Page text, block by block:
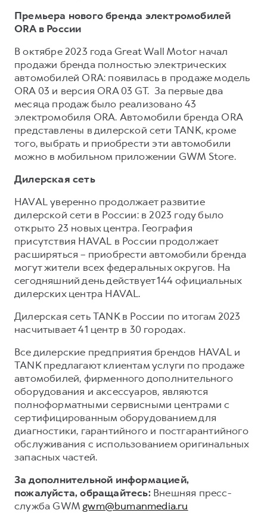
Премьера нового бренда электромобилей
ORA в России
В октябре 2023 года Great Wall Motor начал
продажи бренда полностью электрических
автомобилей ORA: появилась в продаже модель
ORA 03 и версия ORA 03 GT. За первые два
месяца продаж было реализовано 43
электромобиля ORA. Автомобили бренда ORA
представлены в дилерской сети TANK, кроме
того, выбрать и приобрести эти автомобили
можно в мобильном приложении GWM Store.
Дилерская сеть
HAVAL уверенно продолжает развитие
дилерской сети в России: в 2023 году было
открыто 23 новых центра. География
присутствия HAVAL в России продолжает
расширяться – приобрести автомобили бренда
могут жители всех федеральных округов. На
сегодняшний день действует 144 официальных
дилерских центра HAVAL.
Дилерская сеть TANK в России по итогам 2023
насчитывает 41 центр в 30 городах.
Все дилерские предприятия брендов HAVAL и
TANK предлагают клиентам услуги по продаже
автомобилей, фирменного дополнительного
оборудования и аксессуаров, являются
полноформатными сервисными центрами с
сертифицированным оборудованием для
диагностики, гарантийного и постгарантийного
обслуживания с использованием оригинальных
запасных частей.
За дополнительной информацией,
пожалуйста, обращайтесь:Внешняя пресс-
служба GWM gwm@bumanmedia.ru